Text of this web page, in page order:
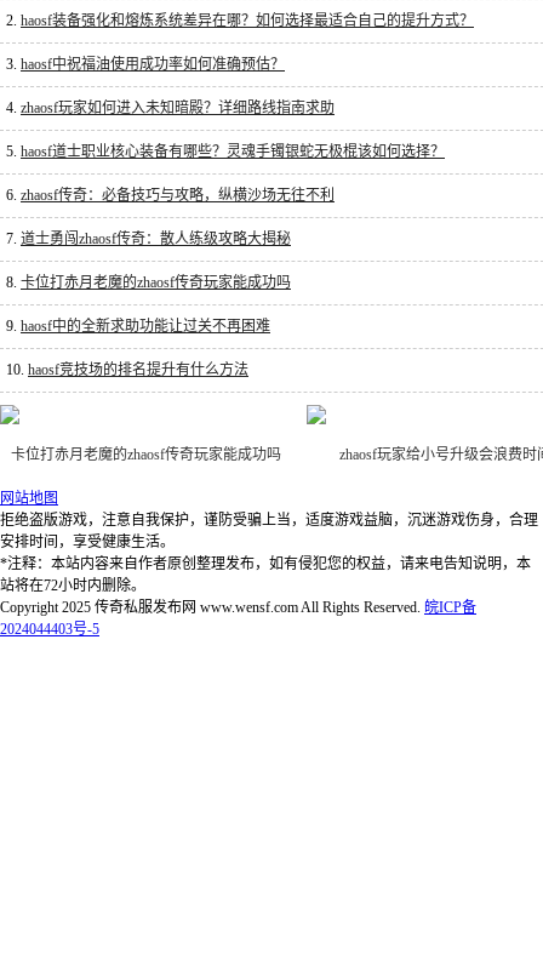
2. haosf装备强化和熔炼系统差异在哪？如何选择最适合自己的提升方式？
3. haosf中祝福油使用成功率如何准确预估？
4. zhaosf玩家如何进入未知暗殿？详细路线指南求助
5. haosf道士职业核心装备有哪些？灵魂手镯银蛇无极棍该如何选择？
6. zhaosf传奇：必备技巧与攻略，纵横沙场无往不利
7. 道士勇闯zhaosf传奇：散人练级攻略大揭秘
8. 卡位打赤月老魔的zhaosf传奇玩家能成功吗
9. haosf中的全新求助功能让过关不再困难
10. haosf竞技场的排名提升有什么方法
卡位打赤月老魔的zhaosf传奇玩家能成功吗 zhaosf玩家给小号升级会浪费时
网站地图
拒绝盗版游戏，注意自我保护，谨防受骗上当，适度游戏益脑，沉迷游戏伤身，合理
安排时间，享受健康生活。
*注释：本站内容来自作者原创整理发布，如有侵犯您的权益，请来电告知说明，本
站将在72小时内删除。
Copyright 2025 传奇私服发布网 www.wensf.com All Rights Reserved. 皖ICP备
2024044403号-5